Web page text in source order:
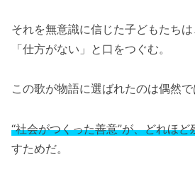
それを無意識に信じた子どもたち
「仕方がない」と口をつぐむ。
この歌が物語に選ばれたのは偶然で
“社会がつくった善意”が、どれほ
すためだ。